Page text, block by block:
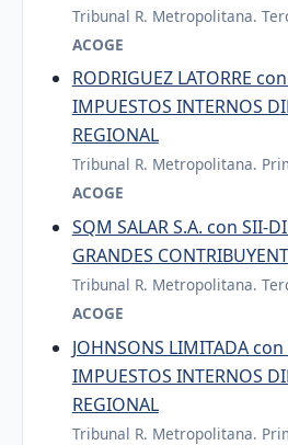
Tribunal R. Metropolitana.
ACOGE
RODRIGUEZ LATORRE
IMPUESTOS INTERNOS
REGIONAL
Tribunal R. Metropolitana.
ACOGE
SQM SALAR S.A. con SII-
GRANDES
Tribunal R. Metropolitana.
ACOGE
JOHNSONS LIMITADA con
IMPUESTOS INTERNOS
REGIONAL
Tribunal R. Metropolitana.